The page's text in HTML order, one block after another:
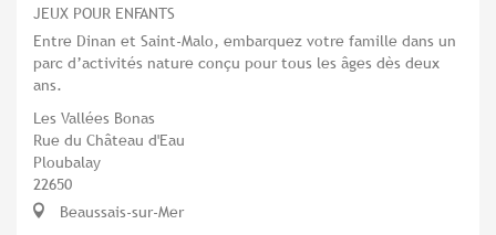
JEUX POUR ENFANTS
Entre Dinan et Saint-Malo, embarquez votre famille dans un
parc d’activités nature conçu pour tous les âges dès deux
ans.
Les Vallées Bonas
Rue du Château d'Eau
Ploubalay
22650
Beaussais-sur-Mer